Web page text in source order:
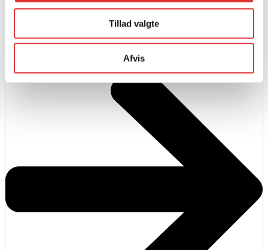
Tillad valgte
Afvis
INDSPRØJTNINGS ADDITIV 150ML BENZIN